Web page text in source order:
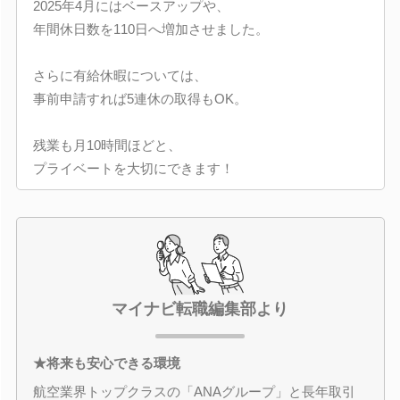
2025年4月にはベースアップや、
年間休日数を110日へ増加させました。
さらに有給休暇については、
事前申請すれば5連休の取得もOK。
残業も月10時間ほどと、
プライベートを大切にできます！
マイナビ転職編集部より
★将来も安心できる環境
航空業界トップクラスの「ANAグループ」と長年取引